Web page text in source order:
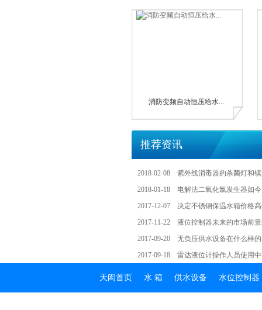
消防变频自动恒压给水...
推荐资讯
2018-02-08
紫外线消毒器的杀菌灯和
2018-01-18
电解法二氧化氯发生器如
2017-12-07
决定不锈钢保温水箱价格
2017-11-22
液位控制器未来的市场前
2017-09-20
无负压供水设备在什么样
2017-09-18
雷达液位计操作人员使用
天闳首页 水箱 供水设备 水位控制器